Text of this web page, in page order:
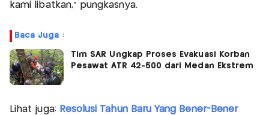
kami libatkan," pungkasnya.
Baca Juga :
Tim SAR Ungkap Proses Evakuasi Korban
Pesawat ATR 42-500 dari Medan Ekstrem
Lihat juga: Resolusi Tahun Baru Yang Bener-Bener